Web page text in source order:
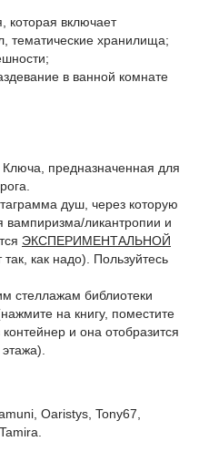
которая включает
тематические хранилища;
в ванной комнате
предназначенная для
душ, через которую
вампиризма/ликантропии и
ЭКСПЕРИМЕНТАЛЬНОЙ
как надо). Пользуйтесь
стеллажам библиотеки
на книгу, поместите
и она отобразится
Oaristys, Tony67,